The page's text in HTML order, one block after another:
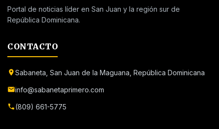
Portal de noticias líder en San Juan y la región sur de
República Dominicana.
CONTACTO
Sabaneta, San Juan de la Maguana, República Dominicana
info@sabanetaprimero.com
(809) 661-5775